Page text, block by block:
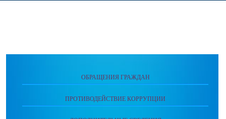
ОБРАЩЕНИЯ ГРАЖДАН
ПРОТИВОДЕЙСТВИЕ КОРРУПЦИИ